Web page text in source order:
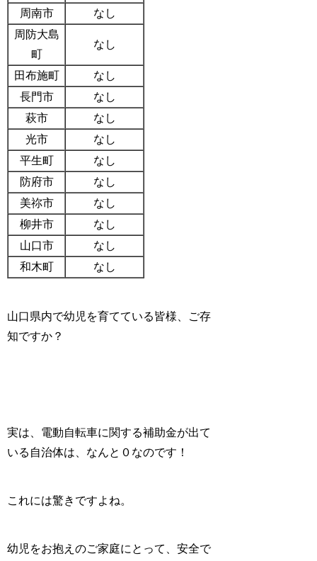
周南市
なし
周防大島
町
なし
田布施町
なし
長門市
なし
萩市
なし
光市
なし
平生町
なし
防府市
なし
美祢市
なし
柳井市
なし
山口市
なし
和木町
なし
山口県内で幼児を育てている皆様、ご存
知ですか？
実は、電動自転車に関する補助金が出て
いる自治体は、なんと ０ なのです！
これには驚きですよね。
幼児をお抱えのご家庭にとって、安全で